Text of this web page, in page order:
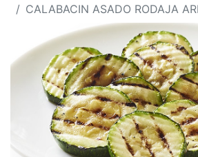
CALABACIN ASADO RODAJA